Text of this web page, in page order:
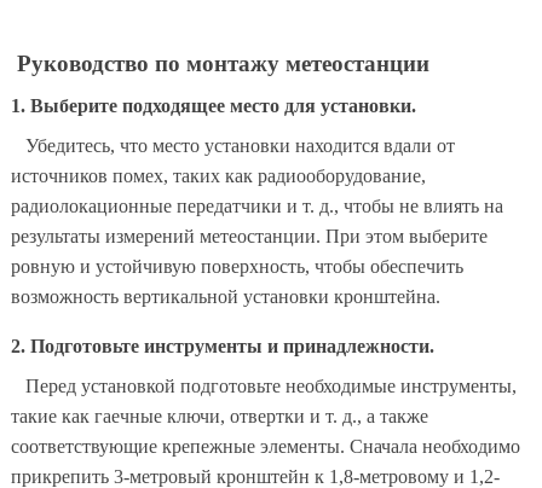
Руководство по монтажу метеостанции
1. Выберите подходящее место для установки.
Убедитесь, что место установки находится вдали от
источников помех, таких как радиооборудование,
радиолокационные передатчики и т. д., чтобы не влиять на
результаты измерений метеостанции. При этом выберите
ровную и устойчивую поверхность, чтобы обеспечить
возможность вертикальной установки кронштейна.
2. Подготовьте инструменты и принадлежности.
Перед установкой подготовьте необходимые инструменты,
такие как гаечные ключи, отвертки и т. д., а также
соответствующие крепежные элементы. Сначала необходимо
прикрепить 3-метровый кронштейн к 1,8-метровому и 1,2-